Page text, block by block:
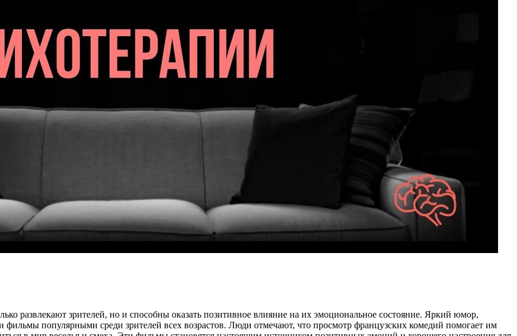
развлекают зрителей, но и способны оказать позитивное влияние на их эмоциональное состояние. Яркий юмор,
популярными среди зрителей всех возрастов. Люди отмечают, что просмотр французских комедий помогает им